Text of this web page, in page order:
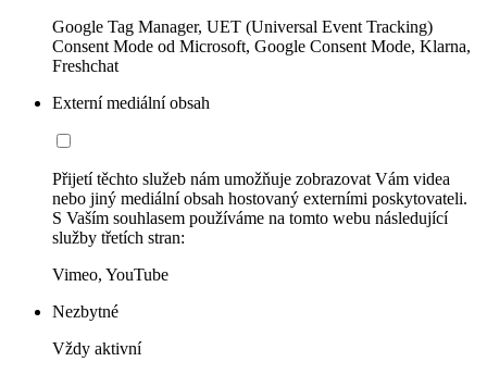
Google Tag Manager, UET (Universal Event Tracking)
Consent Mode od Microsoft, Google Consent Mode, Klarna,
Freshchat
Externí mediální obsah
Přijetí těchto služeb nám umožňuje zobrazovat Vám videa
nebo jiný mediální obsah hostovaný externími poskytovateli.
S Vaším souhlasem používáme na tomto webu následující
služby třetích stran:
Vimeo, YouTube
Nezbytné
Vždy aktivní